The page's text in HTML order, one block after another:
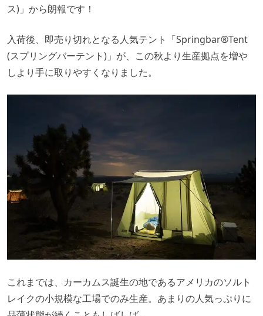
ス)」から朗報です！
入荷後、即売り切れとなる人気テント「Springbar®Tent
(スプリングバーテント)」が、この秋より生産拠点を増や
しより手に取りやすくなりました。
これまでは、カーカムス誕生の地であるアメリカのソルト
レイクの小規模な工場でのみ生産。あまりの人気っぷりに